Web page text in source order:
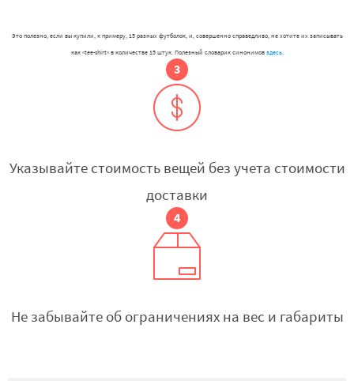
Это полезно, если вы купили, к примеру, 15 разных футболок, и, совершенно справедливо, не хотите их записывать
как «tee-shirt» в количестве 15 штук. Полезный словарик синонимов здесь.
Указывайте стоимость вещей без учета стоимости
доставки
Не забывайте об ограничениях на вес и габариты